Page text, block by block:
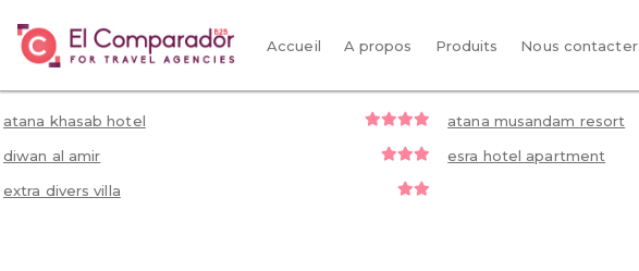
Accueil A propos Produits Nous contacter
atana khasab hotel
atana musandam resort
diwan al amir
esra hotel apartment
extra divers villa